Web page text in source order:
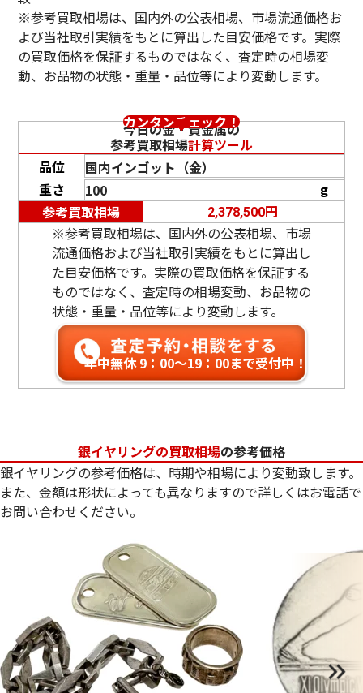
※参考買取相場は、国内外の公表相場、市場流通価格お
よび当社取引実績をもとに算出した目安価格です。実際
の買取価格を保証するものではなく、査定時の相場変
動、お品物の状態・重量・品位等により変動します。
カンタンチェック！
今日の金・貴金属の
参考買取相場計算ツール
品位
重さ
g
参考買取相場
2,378,500円
※参考買取相場は、国内外の公表相場、市場
流通価格および当社取引実績をもとに算出し
た目安価格です。実際の買取価格を保証する
ものではなく、査定時の相場変動、お品物の
状態・重量・品位等により変動します。
年中無休 9：00〜19：00まで受付中！
銀イヤリングの買取相場の参考価格
銀イヤリングの参考価格は、時期や相場により変動致します。
また、金額は形状によっても異なりますので詳しくはお電話で
お問い合わせください。